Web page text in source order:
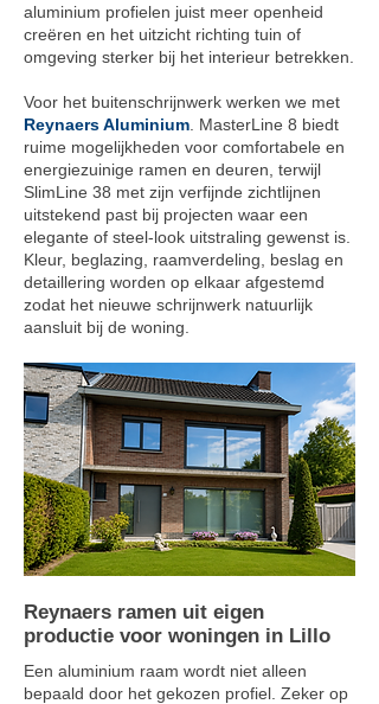
aluminium profielen juist meer openheid
creëren en het uitzicht richting tuin of
omgeving sterker bij het interieur betrekken.
Voor het buitenschrijnwerk werken we met
Reynaers Aluminium . MasterLine 8 biedt
ruime mogelijkheden voor comfortabele en
energiezuinige ramen en deuren, terwijl
SlimLine 38 met zijn verfijnde zichtlijnen
uitstekend past bij projecten waar een
elegante of steel-look uitstraling gewenst is.
Kleur, beglazing, raamverdeling, beslag en
detaillering worden op elkaar afgestemd
zodat het nieuwe schrijnwerk natuurlijk
aansluit bij de woning.
Reynaers ramen uit eigen
productie voor woningen in Lillo
Een aluminium raam wordt niet alleen
bepaald door het gekozen profiel. Zeker op